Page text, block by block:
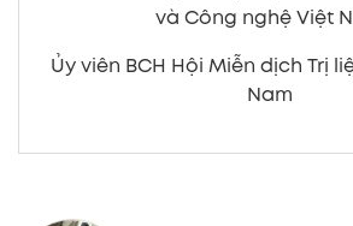
và Công nghệ Việt
Ủy viên BCH Hội Miễn dịch Trị
Nam